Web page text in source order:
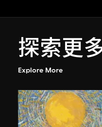
探索更
Explore More